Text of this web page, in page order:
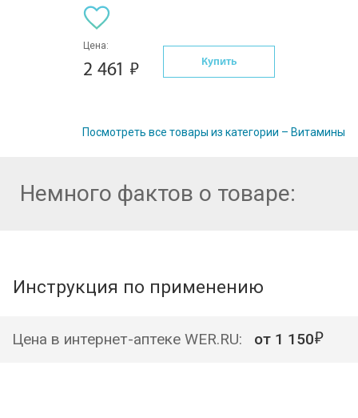
Цена:
2 461 Купить
Посмотреть все товары из категории – Витамины
Немного фактов о товаре:
Инструкция по применению
Цена в интернет-аптеке WER.RU: от 1 150